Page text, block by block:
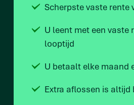
Scherpste vaste rente
U leent met een vaste
looptijd
U betaalt elke maand
Extra aflossen is altijd